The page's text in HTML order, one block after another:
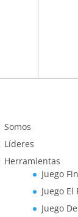
Somos
Líderes
Herramientas
Juego
Juego
Juego